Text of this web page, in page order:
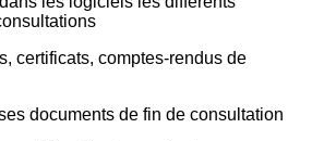
certificats, comptes-rendus de
documents de fin de consultation